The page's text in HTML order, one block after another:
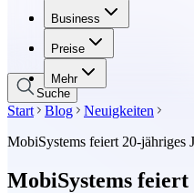
Business
Preise
Mehr
Business
Preise
Suche
Start Blog
Neuigkeiten
MobiSystems feiert 20-jähriges
MobiSystems